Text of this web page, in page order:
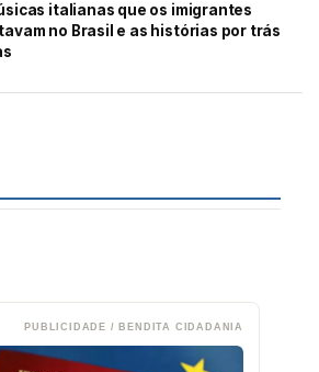
italianas que os imigrantes
no Brasil e as histórias por trás
PUBLICIDADE / BENDITA CIDADANIA